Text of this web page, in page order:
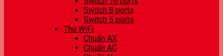
Switch 8 ports
Switch 5 ports
Thu WiFi
Chuẩn AX
Chuẩn AC